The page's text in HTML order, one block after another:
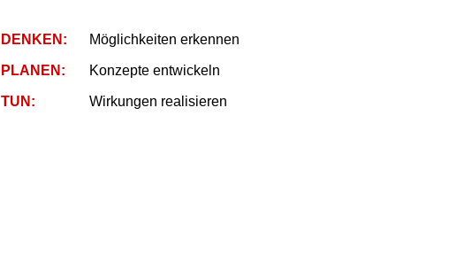
DENKEN: Möglichkeiten erkennen
PLANEN: Konzepte entwickeln
TUN: Wirkungen realisieren